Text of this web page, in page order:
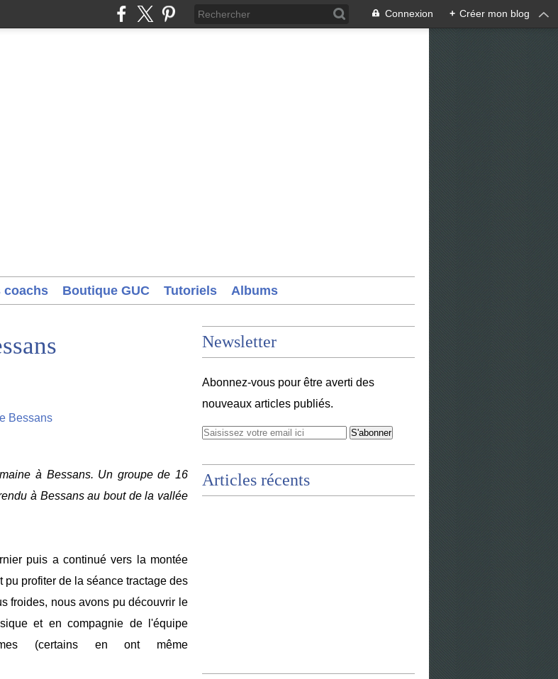
Connexion + Créer mon blog
coachs Boutique GUC Tutoriels Albums
à Bessans. Un groupe de 16
à Bessans au bout de la vallée
puis a continué vers la montée
profiter de la séance tractage des
froides, nous avons pu découvrir le
et en compagnie de l'équipe
(certains en ont même
Newsletter
Abonnez-vous pour être averti des
nouveaux articles publiés.
Articles récents